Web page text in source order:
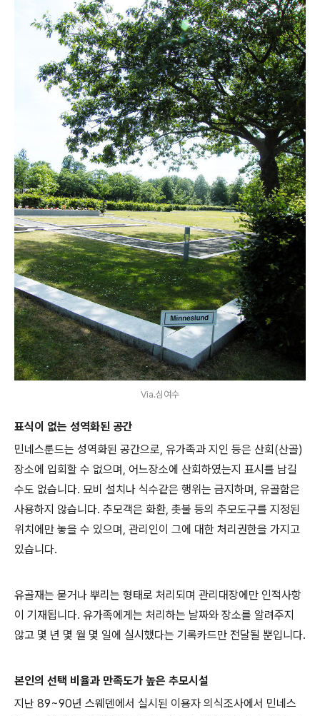
Via.심여수
표식이 없는 성역화된 공간
민네스룬드는 성역화된 공간으로, 유가족과 지인 등은 산회(산골)
장소에 입회할 수 없으며, 어느장소에 산회하였는지 표시를 남길
수도 없습니다. 묘비 설치나 식수같은 행위는 금지하며, 유골함은
사용하지 않습니다. 추모객은 화환, 촛불 등의 추모도구를 지정된
위치에만 놓을 수 있으며, 관리인이 그에 대한 처리권한을 가지고
있습니다.
유골재는 묻거나 뿌리는 형태로 처리되며 관리대장에만 인적사항
이 기재됩니다. 유가족에게는 처리하는 날짜와 장소를 알려주지
않고 몇 년 몇 월 몇 일에 실시했다는 기록카드만 전달될 뿐입니다.
본인의 선택 비율과 만족도가 높은 추모시설
지난 89~90년 스웨덴에서 실시된 이용자 의식조사에서 민네스